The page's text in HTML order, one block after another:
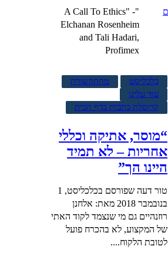
"A Call To Ethics" -
Elchanan Rosenheim
and Tali Hadari,
Profimex
כלכליסט
מהתקשורת
עוד עלינו
קרוסלת כתבות בדף הבית
“מוסר, אתיקה וכללי
אחריות – לא תמיד
היינו הך”
טור דעה שפורסם בכלכליסט, 1
בנובמבר 2018 מאת: אלחנן
רוזנהיים גם מי שנצמד לקוד האתי
של המקצוע, לא בהכרח פועל
לטובת הלקוח....